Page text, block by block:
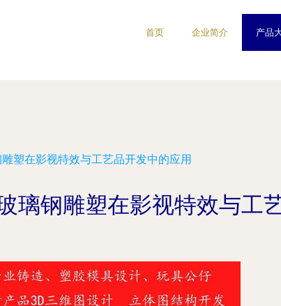
首页 企业简介 产品
塑在影视特效与工艺品开发中的应用
璃钢雕塑在影视特效与工